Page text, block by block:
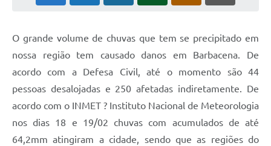
Conta de água (SAS)
PNAB 2026 - Ciclo 2
Intranet
O grande volume de chuvas que tem se precipitado em
nossa região tem causado danos em Barbacena. De
acordo com a Defesa Civil, até o momento são 44
pessoas desalojadas e 250 afetadas indiretamente. De
acordo com o INMET ? Instituto Nacional de Meteorologia
nos dias 18 e 19/02 chuvas com acumulados de até
64,2mm atingiram a cidade, sendo que as regiões do